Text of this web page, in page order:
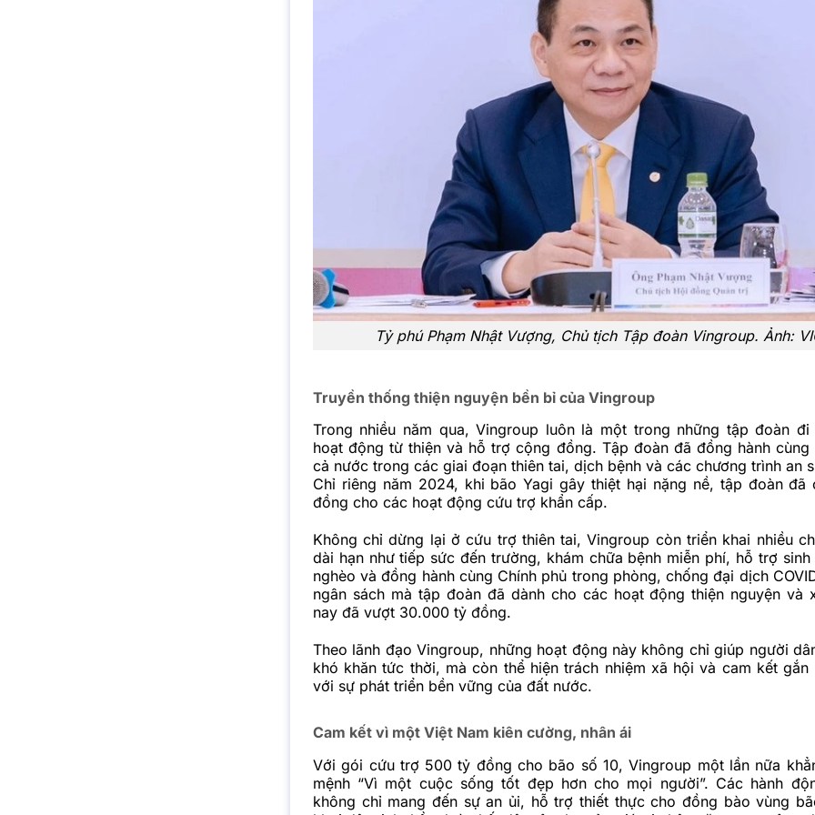
Tỷ phú Phạm Nhật Vượng, Chủ tịch Tập đoàn Vingroup. Ảnh:
Truyền thống thiện nguyện bền bỉ của Vingroup
Trong nhiều năm qua,Vingroup luôn là một trong những tập đoàn đi
hoạt động từ thiện và hỗ trợ cộng đồng. Tập đoàn đã đồng hành cùng
cả nước trong các giai đoạn thiên tai, dịch bệnh và các chương trình an
Chỉ riêng năm 2024, khi bão Yagi gây thiệt hại nặng nề, tập đoàn đã
đồng cho các hoạt động cứu trợ khẩn cấp.
Không chỉ dừng lại ở cứu trợ thiên tai, Vingroup còn triển khai nhiều
dài hạn như tiếp sức đến trường, khám chữa bệnh miễn phí, hỗ trợ
nghèo và đồng hành cùng Chính phủ trong phòng, chống đại dịch
ngân sách mà tập đoàn đã dành cho các hoạt động thiện nguyện và
nay đã vượt 30.000 tỷ đồng.
Theo lãnh đạo Vingroup, những hoạt động này không chỉ giúp người
khó khăn tức thời, mà còn thể hiện trách nhiệm xã hội và cam kết
với sự phát triển bền vững của đất nước.
Cam kết vì một Việt Nam kiên cường, nhân ái
Với gói cứu trợ 500 tỷ đồng cho bão số 10, Vingroup một lần nữa
mệnh “Vì một cuộc sống tốt đẹp hơn cho mọi người”. Các hành
không chỉ mang đến sự an ủi, hỗ trợ thiết thực cho đồng bào vùng